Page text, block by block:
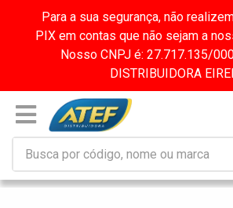
Para a sua segurança, não
PIX em contas que não sejam a
Nosso CNPJ é: 27.717.135/
DISTRIBUIDORA